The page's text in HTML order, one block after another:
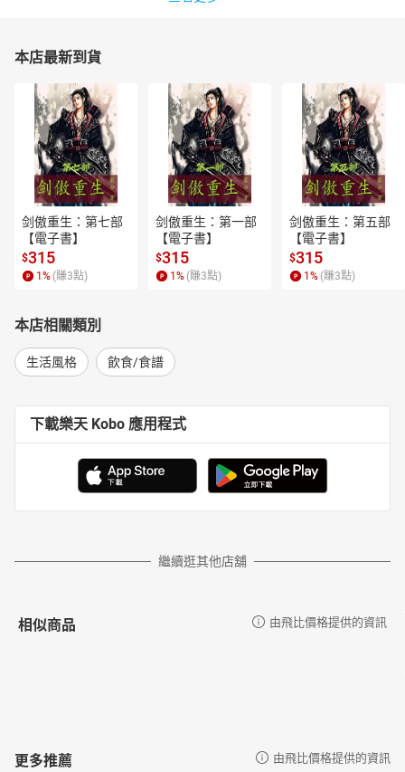
本店最新到貨
剑傲重生：第七部
【電子書】
$315
1 % (賺3點)
剑傲重生：第一部
【電子書】
$315
1 % (賺3點)
剑傲重生：第五部
【電子書】
$315
1 % (賺3點)
本店相關類別
生活風格 飲食/食譜
下載樂天 Kobo 應用程式
繼續逛其他店舖
相似商品 由飛比價格提供的資訊
更多推薦 由飛比價格提供的資訊